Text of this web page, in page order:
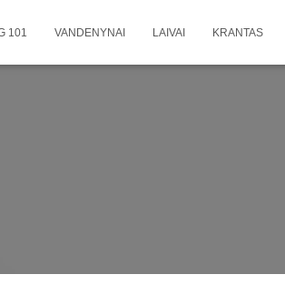
101 VANDENYNAI LAIVAI KRANTAS